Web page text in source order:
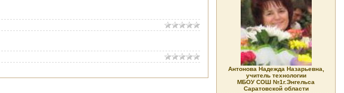
Антонова Надежда Назарьевна,
учитель технологии
МБОУ СОШ №1г.Энгельса
Саратовской области